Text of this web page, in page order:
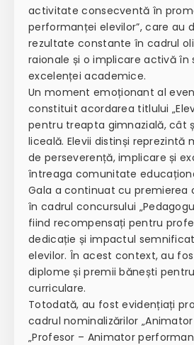
activitate consecventă în
performanței elevilor”, care au
rezultate constante în cadrul
raionale și o implicare activă în
excelenței academice.
Un moment emoționant al
constituit acordarea titlului
pentru treapta gimnazială, cât
liceală. Elevii distinși reprezintă
de perseverență, implicare și
întreaga comunitate
Gala a continuat cu premierea
în cadrul concursului
fiind recompensați pentru
dedicație și impactul
elevilor. În acest context, au
diplome și premii bănești
curriculare.
Totodată, au fost evidențiați
cadrul nominalizărilor „Animator
„Profesor – Animator